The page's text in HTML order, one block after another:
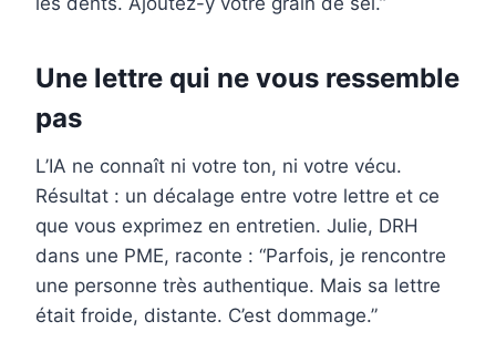
Une lettre qui ne vous ressemble
pas
L’IA ne connaît ni votre ton, ni votre vécu.
Résultat : un décalage entre votre lettre et ce
que vous exprimez en entretien. Julie, DRH
dans une PME, raconte : “Parfois, je rencontre
une personne très authentique. Mais sa lettre
était froide, distante. C’est dommage.”